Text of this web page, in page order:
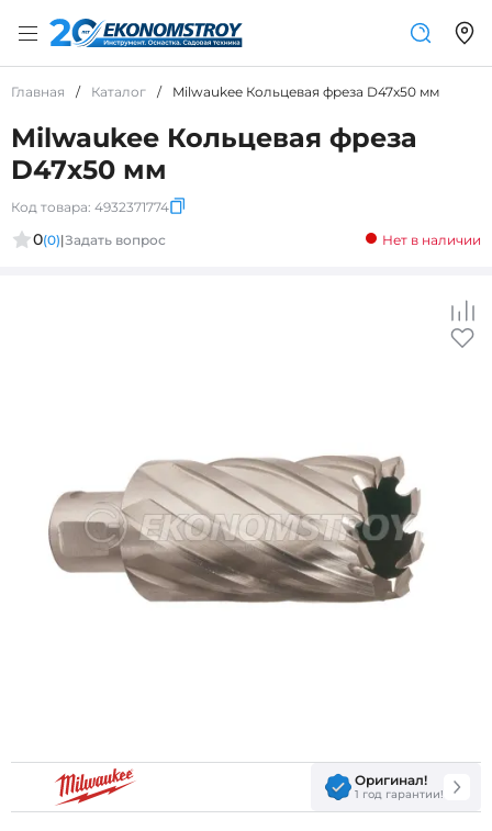
Главная / Каталог / Milwaukee Кольцевая фреза D47х50 мм
Milwaukee Кольцевая фреза
D47х50 мм
Код товара: 4932371774
0(0)|Задать вопрос Нет в наличии
Оригинал!
1 год гарантии!